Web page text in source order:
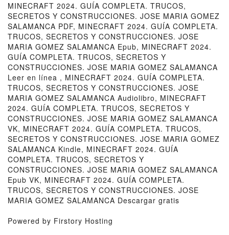
MINECRAFT 2024. GUÍA COMPLETA. TRUCOS,
SECRETOS Y CONSTRUCCIONES. JOSE MARIA GOMEZ
SALAMANCA PDF, MINECRAFT 2024. GUÍA COMPLETA.
TRUCOS, SECRETOS Y CONSTRUCCIONES. JOSE
MARIA GOMEZ SALAMANCA Epub, MINECRAFT 2024.
GUÍA COMPLETA. TRUCOS, SECRETOS Y
CONSTRUCCIONES. JOSE MARIA GOMEZ SALAMANCA
Leer en línea , MINECRAFT 2024. GUÍA COMPLETA.
TRUCOS, SECRETOS Y CONSTRUCCIONES. JOSE
MARIA GOMEZ SALAMANCA Audiolibro, MINECRAFT
2024. GUÍA COMPLETA. TRUCOS, SECRETOS Y
CONSTRUCCIONES. JOSE MARIA GOMEZ SALAMANCA
VK, MINECRAFT 2024. GUÍA COMPLETA. TRUCOS,
SECRETOS Y CONSTRUCCIONES. JOSE MARIA GOMEZ
SALAMANCA Kindle, MINECRAFT 2024. GUÍA
COMPLETA. TRUCOS, SECRETOS Y
CONSTRUCCIONES. JOSE MARIA GOMEZ SALAMANCA
Epub VK, MINECRAFT 2024. GUÍA COMPLETA.
TRUCOS, SECRETOS Y CONSTRUCCIONES. JOSE
MARIA GOMEZ SALAMANCA Descargar gratis
Powered by Firstory Hosting